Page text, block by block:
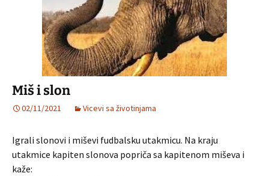
Miš i slon
02/11/2021 Vicevi sa životinjama
Igrali slonovi i miševi fudbalsku utakmicu. Na kraju
utakmice kapiten slonova popriča sa kapitenom miševa i
kaže: